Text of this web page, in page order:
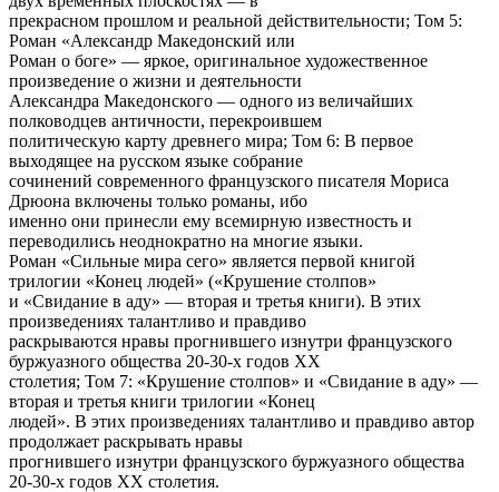
прекрасном прошлом и реальной действительности; Том 5:
Роман «Александр Македонский или
Роман о боге» — яркое, оригинальное художественное
произведение о жизни и деятельности
Александра Македонского — одного из величайших
полководцев античности, перекроившем
политическую карту древнего мира; Том 6: В первое
выходящее на русском языке собрание
сочинений современного французского писателя Мориса
Дрюона включены только романы, ибо
именно они принесли ему всемирную известность и
переводились неоднократно на многие языки.
Роман «Сильные мира сего» является первой книгой
трилогии «Конец людей» («Крушение столпов»
и «Свидание в аду» — вторая и третья книги). В этих
произведениях талантливо и правдиво
раскрываются нравы прогнившего изнутри французского
буржуазного общества 20-30-х годов XX
столетия; Том 7: «Крушение столпов» и «Свидание в аду» —
вторая и третья книги трилогии «Конец
людей». В этих произведениях талантливо и правдиво автор
продолжает раскрывать нравы
прогнившего изнутри французского буржуазного общества
20-30-х годов XX столетия.